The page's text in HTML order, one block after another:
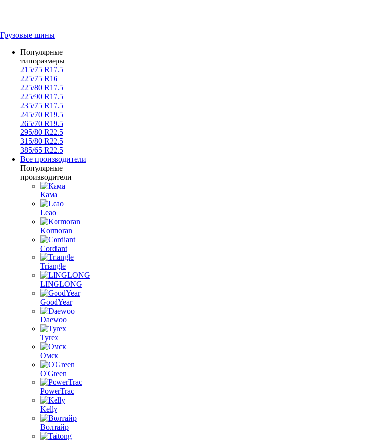
Грузовые шины
Популярные
типоразмеры
215/75 R17.5
225/75 R16
225/80 R17.5
225/90 R17.5
235/75 R17.5
245/70 R19.5
265/70 R19.5
295/80 R22.5
315/80 R22.5
385/65 R22.5
Все производители
Популярные
производители
Кама
Leao
Kormoran
Cordiant
Triangle
LINGLONG
GoodYear
Daewoo
Tyrex
Омск
O'Green
PowerTrac
Kelly
Волтайр